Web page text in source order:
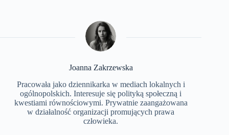
Joanna Zakrzewska
Pracowała jako dziennikarka w mediach lokalnych i
ogólnopolskich. Interesuje się polityką społeczną i
kwestiami równościowymi. Prywatnie zaangażowana
w działalność organizacji promujących prawa
człowieka.